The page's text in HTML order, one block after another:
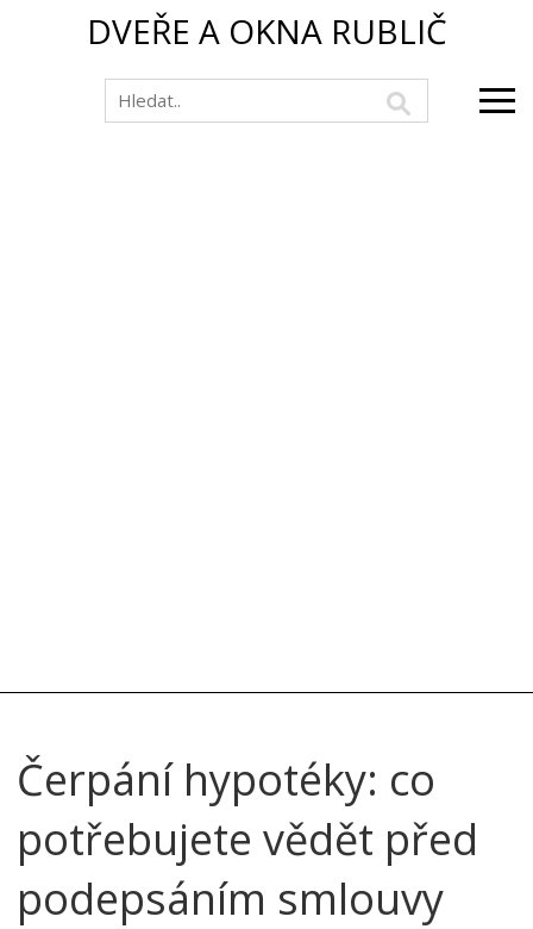
DVEŘE A OKNA RUBLIČ
Čerpání hypotéky: co
potřebujete vědět před
podepsáním smlouvy